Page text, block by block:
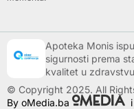
Apoteka Monis
sigurnosti prema
kvalitet u zdravstvu
© Copyright 2025. All
By oMedia.ba
i